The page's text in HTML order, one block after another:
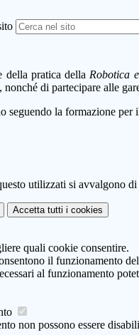
della pratica della Robotica
di partecipare alle
seguendo la formazione
utilizzati si avvalgono
Accetta tutti i cookies
quali cookie consentire.
il funzionamento
al funzionamento
non possono essere